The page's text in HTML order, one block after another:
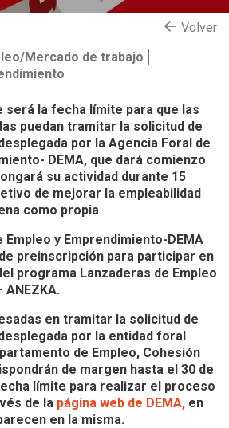
Volver
Mercado de trabajo
será la fecha límite para que las
puedan tramitar la solicitud de
por la Agencia Foral de
DEMA, que dará comienzo
su actividad durante 15
de mejorar la empleabilidad
como propia
Empleo y Emprendimiento-DEMA
preinscripción para participar en
programa Lanzaderas de Empleo
en tramitar la solicitud de
por la entidad foral
de Empleo, Cohesión
de margen hasta el 30 de
límite para realizar el proceso
de la página web de DEMA, en
en la misma.